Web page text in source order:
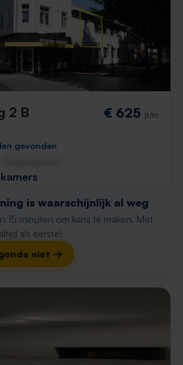
2 B € 625 p/m
gevonden
is waarschijnlijk al weg
15 minuten om kans te maken. Met
als eerste!
niet →